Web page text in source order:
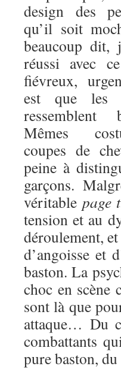
design des
qu’il soit
beaucoup dit,
réussi avec
fiévreux,
est que les
ressemblent
Mêmes
coupes de
peine à
garçons.
véritable page
tension et au
déroulement,
d’angoisse et
baston. La
choc en scène
sont là que
attaque… Du
combattants
pure baston,